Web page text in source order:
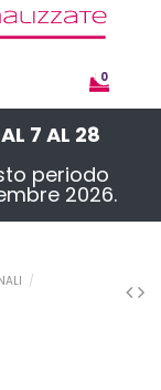
0
7 AL 28
periodo
2026.